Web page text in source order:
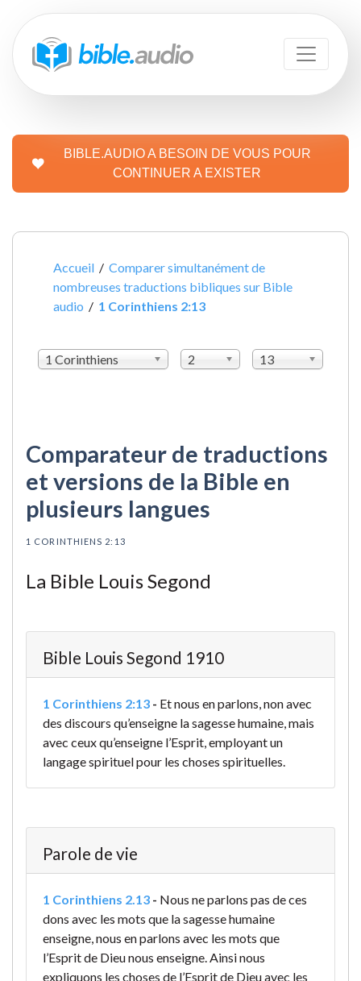
BIBLE.AUDIO A BESOIN DE VOUS POUR
CONTINUER A EXISTER
Accueil /Comparer simultanément de
nombreuses traductions bibliques sur Bible
audio / 1 Corinthiens 2:13
1 Corinthiens 2 13
Comparateur de traductions
et versions de la Bible en
plusieurs langues
1 CORINTHIENS 2:13
La Bible Louis Segond
Bible Louis Segond 1910
1 Corinthiens 2:13 - Et nous en parlons, non avec
des discours qu’enseigne la sagesse humaine, mais
avec ceux qu’enseigne l’Esprit, employant un
langage spirituel pour les choses spirituelles.
Parole de vie
1 Corinthiens 2.13 - Nous ne parlons pas de ces
dons avec les mots que la sagesse humaine
enseigne, nous en parlons avec les mots que
l’Esprit de Dieu nous enseigne. Ainsi nous
expliquons les choses de l’Esprit de Dieu avec les